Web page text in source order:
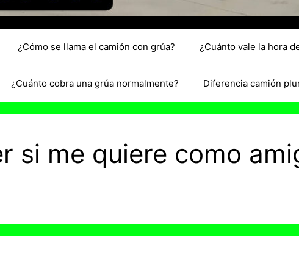
¿Cómo se llama el camión con grúa? ¿Cuánto vale la hora
¿Cuánto cobra una grúa normalmente? Diferencia camión
si me quiere como